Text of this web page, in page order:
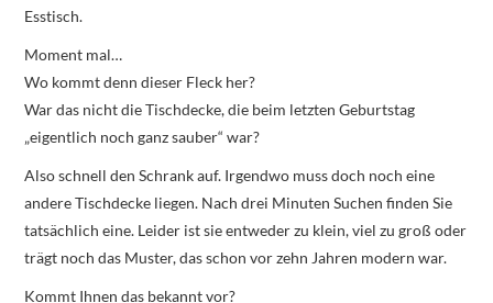
Esstisch.
Moment mal…
Wo kommt denn dieser Fleck her?
War das nicht die Tischdecke, die beim letzten Geburtstag
„eigentlich noch ganz sauber“ war?
Also schnell den Schrank auf. Irgendwo muss doch noch eine
andere Tischdecke liegen. Nach drei Minuten Suchen finden Sie
tatsächlich eine. Leider ist sie entweder zu klein, viel zu groß oder
trägt noch das Muster, das schon vor zehn Jahren modern war.
Kommt Ihnen das bekannt vor?